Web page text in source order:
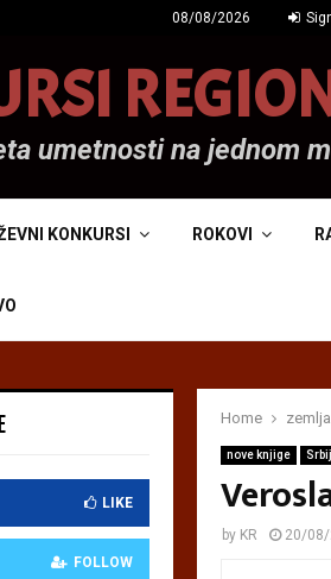
08/08/2026
umetnosti na jednom
KONKURSI ROKOVI
Home zemlja
nove knjige
by KR 20/
LIKE
FOLLOW